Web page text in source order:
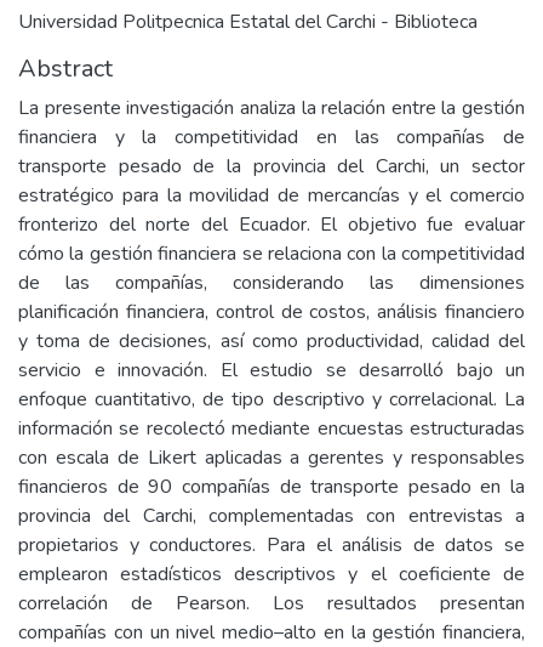
Universidad Politpecnica Estatal del Carchi - Biblioteca
Abstract
La presente investigación analiza la relación entre la gestión
financiera y la competitividad en las compañías de
transporte pesado de la provincia del Carchi, un sector
estratégico para la movilidad de mercancías y el comercio
fronterizo del norte del Ecuador. El objetivo fue evaluar
cómo la gestión financiera se relaciona con la competitividad
de las compañías, considerando las dimensiones
planificación financiera, control de costos, análisis financiero
y toma de decisiones, así como productividad, calidad del
servicio e innovación. El estudio se desarrolló bajo un
enfoque cuantitativo, de tipo descriptivo y correlacional. La
información se recolectó mediante encuestas estructuradas
con escala de Likert aplicadas a gerentes y responsables
financieros de 90 compañías de transporte pesado en la
provincia del Carchi, complementadas con entrevistas a
propietarios y conductores. Para el análisis de datos se
emplearon estadísticos descriptivos y el coeficiente de
correlación de Pearson. Los resultados presentan
compañías con un nivel medio–alto en la gestión financiera,